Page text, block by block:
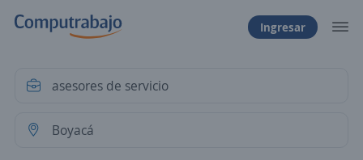
Ingresar